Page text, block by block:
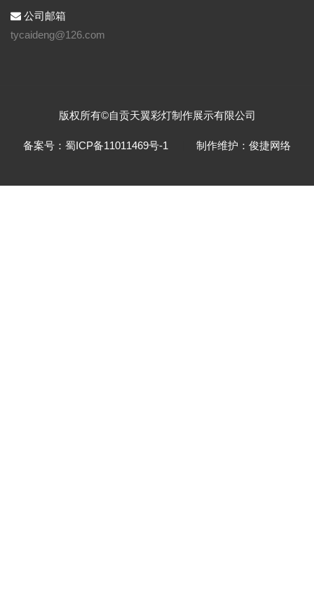
公司邮箱
tycaideng@126.com
版权所有©自贡天翼彩灯制作展示有限公司
备案号：蜀ICP备11011469号-1 制作维护：俊捷网络